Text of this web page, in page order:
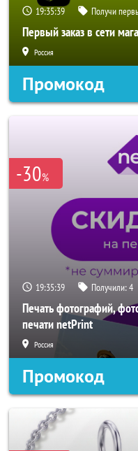
19:35:37 Получи
Первый заказ в сети
Россия
Промокод
-30%
19:35:37 Получили:4
Печать фотографий,
печати netPrint
Россия
Промокод